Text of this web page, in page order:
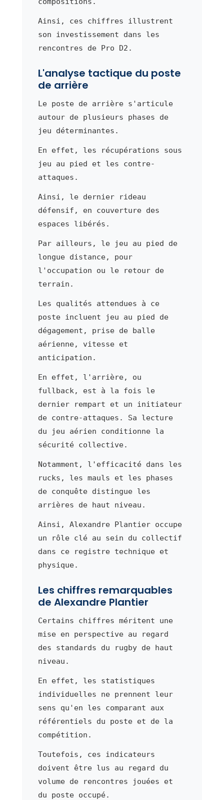
Ainsi, ces chiffres illustrent
son investissement dans les
rencontres de Pro D2.
L'analyse tactique du poste
de arrière
Le poste de arrière s'articule
autour de plusieurs phases de
jeu déterminantes.
En effet, les récupérations sous
jeu au pied et les contre-
attaques.
Ainsi, le dernier rideau
défensif, en couverture des
espaces libérés.
Par ailleurs, le jeu au pied de
longue distance, pour
l'occupation ou le retour de
terrain.
Les qualités attendues à ce
poste incluent jeu au pied de
dégagement, prise de balle
aérienne, vitesse et
anticipation.
En effet, l'arrière, ou
fullback, est à la fois le
dernier rempart et un initiateur
de contre-attaques. Sa lecture
du jeu aérien conditionne la
sécurité collective.
Notamment, l'efficacité dans les
rucks, les mauls et les phases
de conquête distingue les
arrières de haut niveau.
Ainsi, Alexandre Plantier occupe
un rôle clé au sein du collectif
dans ce registre technique et
physique.
Les chiffres remarquables
de Alexandre Plantier
Certains chiffres méritent une
mise en perspective au regard
des standards du rugby de haut
niveau.
En effet, les statistiques
individuelles ne prennent leur
sens qu'en les comparant aux
référentiels du poste et de la
compétition.
Toutefois, ces indicateurs
doivent être lus au regard du
volume de rencontres jouées et
du poste occupé.